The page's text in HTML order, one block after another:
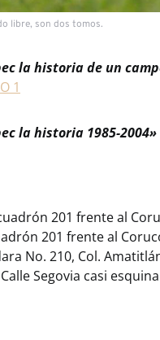
libre, son dos tomos.
la historia de un
1
la historia 1985-2004»
201 frente al
201 frente al
No. 210, Col.
Calle Segovia casi